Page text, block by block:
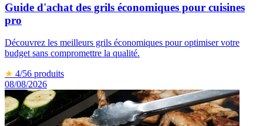
Guide d'achat des grils économiques pour cuisines
pro
Découvrez les meilleurs grils économiques pour optimiser votre
budget sans compromettre la qualité.
★ 4/56 produits
08/08/2026